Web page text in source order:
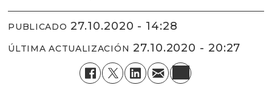
PUBLICADO 27.10.2020 - 14:28
ÚLTIMA ACTUALIZACIÓN 27.10.2020 - 20:27